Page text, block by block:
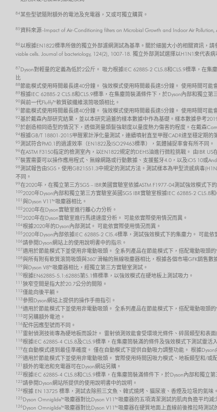
84某些型號隨附額外的電池及充電器，又或可獨立購買。
85資料來源–Impact of Air-Conditioning filters on Microbial Growth and Indoor Air
86以根據EN1822標準所做的獨立外部濾網測試為基準。關於細菌大小的相關資訊，請參
viable cells. Journal of bacteriology, 124(2), 1007-18. 獨立外部測試選擇以H1N1來代表
87 Dyson對輕量的定義為低於2公斤。 吸力根據IEC 62885-2 CL5.8和CL5.9標準，在
比
88節能模式使用時間最長達40分鐘。 強效模式使用時間最長達5分鐘。 使用時間可能
89根據IEC 62885-2 CL5.8和CL5.9標準，在集塵筒裝滿條件下，於Dyson內部和獨立
90與前一代Fluffy™軟質碳纖維滾筒吸頭相比。
91 節能模式使用時間最長達40分鐘。 強效模式使用時間最長達5分鐘。 使用時間可能
92基於戴森內部研究結果，並以本研究涵蓋的樣本數據中作為基礎。樣本數據參考
93於創造相同造型的情況下，透個測量頭髮強韌度以量度熱力傷害的程度。在戴森
94根據GB/T 18801-2015甲醛累計淨化量測試，連續噴射直至甲醛CADR達至穩定期
95 測試符合PM0.1的過濾效率（EN1822及ISO29463標準），氣體捕捉率會有所不同。
96在ASTM F3150指定的檢測室內，以EN1822規定的DEHS油進行微粒挑戰。 由IBR
97裝置需要可以操作應用程式、無線網路或行動數據、支援藍牙4.0，以及iOS 10或
98 測試報告由SGS，使用GB21551.3中規定的測試方法。測試樣本為甲型流感病毒
不同。
99在2020年，在獨立第三方SGS – IBR美國實驗室依據ASTM F1977-04測試強效模式下
1002020年Dyson內部和獨立第三方實驗室英國SGS IBR實驗室根據IEC 62885-2
101 與Dyson V11™吸塵器相比。
1022020年在Dyson實驗室進行離心力分析。
1032020年在Dyson實驗室進行馬達速度分析。 可能依實際使用情況而異。
104根據2020年的Dyson內部測試。 可能依實際使用情況而異。
1052020年Dyson內部依據IEC 62885-2 Cl5.4標準，測試強效模式下的集塵力。 可能
106請參閱Dyson網站上的使用說明書中的指示。
107適用於節能模式下並使用非電動吸頭。 全系列產品在節能模式下，搭配電動吸頭
108與所有附有軟質滾筒吸頭與360°滑輪的無線吸塵器相比，根據各個市場GFK銷售數
109與Dyson V8™吸塵器相比，經獨立第三方實驗室測試。
110根據EN62885-5.1:62885第5.1條標準，以強效模式在硬地板上測試吸力。
111 狹窄空間是指大於20.7公分的間隙。
112僅能向後平躺。
113參照Dyson網站上提供的操作手冊指引。
114適用於節能模式下並使用非電動吸頭。 全系列產品在節能模式下，搭配電動吸頭
115可另購額外電池。
116配件因應型號而不同。
117 雷射偵測技術專為硬地板而設計。 雷射偵測效能會受環境光條件、碎屑類型和表
118根據IEC 62885-4 CL5.8及CL5.9標準，在集塵筒裝滿的條件及強效模式下測試靈
119在自動模式達到最佳準確度。 僅在自動模式下提供自動吸力調整功能。 根據
120適用於節能模式下並使用非電動吸頭。 實際使用時間因吸力模式、地板類型和/或
121 額外的電池和充電器可在Dyson網站另購。
122根據IEC 62885-4 CL5.8和CL5.9標準，在集塵筒裝滿條件下，於Dyson內部和獨
123請參閱Dyson網站所提供的使用說明書中的說明。
124根據 EN 13725 標準，測試去除煎三文魚、韓式燒烤、貓尿液、香煙及垃圾的氣味
125 Dyson Omniglide™吸塵器對比Dyson V11™吸塵器的五項清潔測試的肌肉負擔平均
126 Dyson Omniglide™吸塵器對比Dyson V11™吸塵器在硬質地面上直線前後推拉時測